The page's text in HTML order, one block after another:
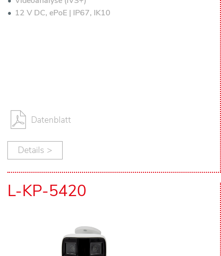
12 V DC, ePoE | IP67, IK10
Datenblatt
Details >
L-KP-5420